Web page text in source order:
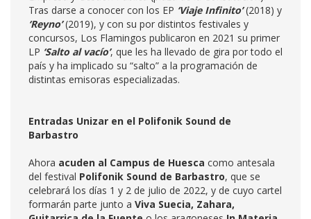
Tras darse a conocer con los EP ‘Viaje Infinito’(2018) y
‘Reyno’ (2019), y con su por distintos festivales y
concursos, Los Flamingos publicaron en 2021 su primer
LP ‘Salto al vacío’, que les ha llevado de gira por todo el
país y ha implicado su “salto” a la programación de
distintas emisoras especializadas.
Entradas Unizar en el Polifonik Sound de
Barbastro
Ahora acuden al Campus de Huesca como antesala
del festival Polifonik Sound de Barbastro, que se
celebrará los días 1 y 2 de julio de 2022, y de cuyo cartel
formarán parte junto a Viva Suecia, Zahara,